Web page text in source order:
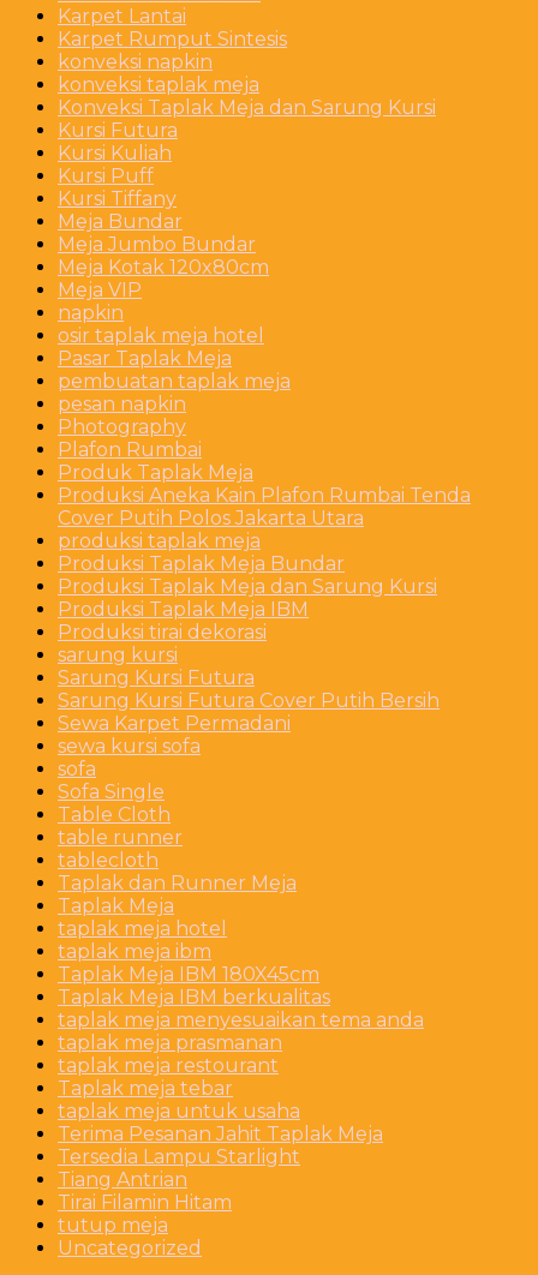
Karpet Lantai
Karpet Rumput Sintesis
konveksi napkin
konveksi taplak meja
Konveksi Taplak Meja dan Sarung Kursi
Kursi Futura
Kursi Kuliah
Kursi Puff
Kursi Tiffany
Meja Bundar
Meja Jumbo Bundar
Meja Kotak 120x80cm
Meja VIP
napkin
osir taplak meja hotel
Pasar Taplak Meja
pembuatan taplak meja
pesan napkin
Photography
Plafon Rumbai
Produk Taplak Meja
Produksi Aneka Kain Plafon Rumbai Tenda
Cover Putih Polos Jakarta Utara
produksi taplak meja
Produksi Taplak Meja Bundar
Produksi Taplak Meja dan Sarung Kursi
Produksi Taplak Meja IBM
Produksi tirai dekorasi
sarung kursi
Sarung Kursi Futura
Sarung Kursi Futura Cover Putih Bersih
Sewa Karpet Permadani
sewa kursi sofa
sofa
Sofa Single
Table Cloth
table runner
tablecloth
Taplak dan Runner Meja
Taplak Meja
taplak meja hotel
taplak meja ibm
Taplak Meja IBM 180X45cm
Taplak Meja IBM berkualitas
taplak meja menyesuaikan tema anda
taplak meja prasmanan
taplak meja restourant
Taplak meja tebar
taplak meja untuk usaha
Terima Pesanan Jahit Taplak Meja
Tersedia Lampu Starlight
Tiang Antrian
Tirai Filamin Hitam
tutup meja
Uncategorized